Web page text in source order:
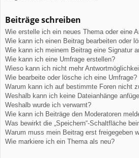
Beiträge schreiben
Wie erstelle ich ein neues Thema oder eine
Wie kann ich einen Beitrag bearbeiten oder
Wie kann ich meinem Beitrag eine Signatur
Wie kann ich eine Umfrage erstellen?
Wieso kann ich nicht mehr
Wie bearbeite oder lösche ich eine Umfrage?
Warum kann ich auf bestimmte Foren nicht
Weshalb kann ich keine Dateianhänge
Weshalb wurde ich verwarnt?
Wie kann ich Beiträge den Moderatoren
Was bewirkt die „Speichern“-Schaltfläche
Warum muss mein Beitrag erst freigegeben
Wie markiere ich ein Thema als neu?